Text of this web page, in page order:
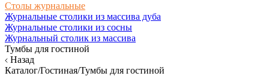
Столы журнальные
Журнальные столики из массива дуба
Журнальные столики из сосны
Журнальный столик из массива
Тумбы для гостиной
Назад
Каталог/Гостиная/Тумбы для гостиной